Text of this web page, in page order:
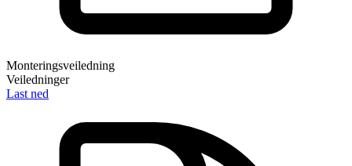
Monteringsveiledning
Veiledninger
Last ned